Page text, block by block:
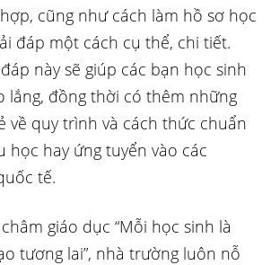
cũng như cách làm hồ sơ học
đáp một cách cụ thể, chi tiết.
này sẽ giúp các bạn học sinh
lắng, đồng thời có thêm những
về quy trình và cách thức chuẩn
học hay ứng tuyển vào các
tế.
giáo dục “Mỗi học sinh là
tương lai”, nhà trường luôn nỗ